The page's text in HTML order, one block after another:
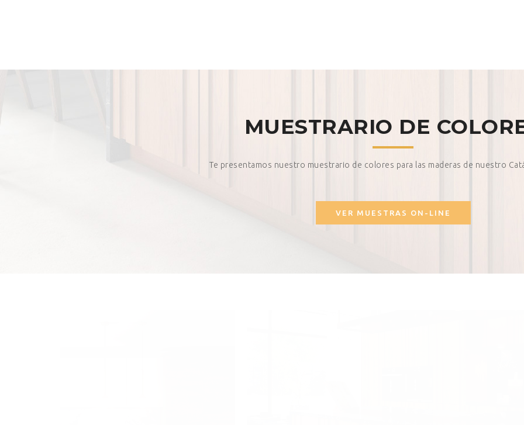
MUESTRARIO DE
Te presentamos nuestro muestrario de colores para las maderas de nuestro
VER MUESTRAS ON-LINE